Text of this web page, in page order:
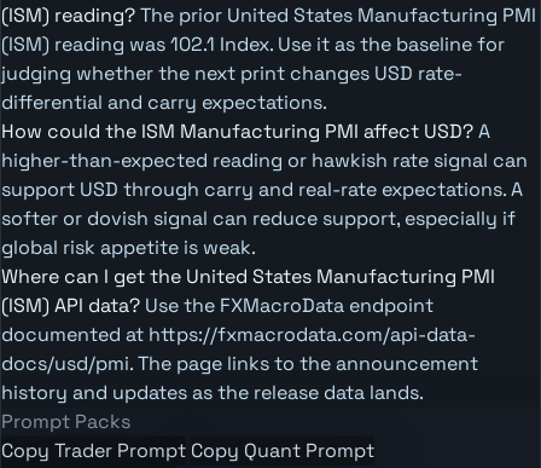
(ISM) reading?The prior United States Manufacturing PMI
(ISM) reading was 102.1 Index. Use it as the baseline for
judging whether the next print changes USD rate-
differential and carry expectations.
How could the ISM Manufacturing PMI affect USD?A
higher-than-expected reading or hawkish rate signal can
support USD through carry and real-rate expectations. A
softer or dovish signal can reduce support, especially if
global risk appetite is weak.
Where can I get the United States Manufacturing PMI
(ISM) API data? Use the FXMacroData endpoint
documented at https://fxmacrodata.com/api-data-
docs/usd/pmi. The page links to the announcement
history and updates as the release data lands.
Prompt Packs
Copy Trader Prompt Copy Quant Prompt